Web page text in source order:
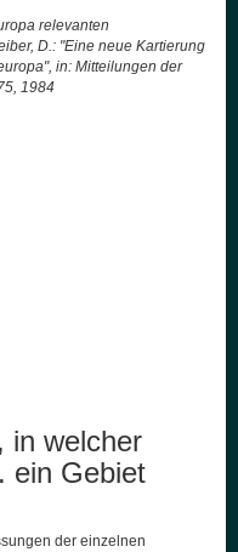
relevanten
D.: "Eine neue Kartierung
in: Mitteilungen der
1984
in welcher
ein Gebiet
der einzelnen